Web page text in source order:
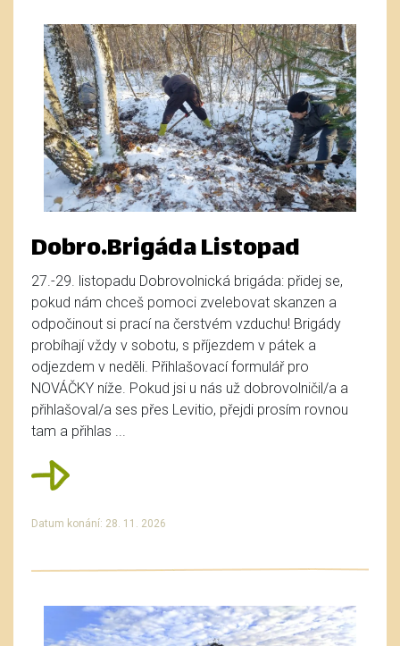
Dobro.Brigáda Listopad
27.-29. listopadu Dobrovolnická brigáda: přidej se,
pokud nám chceš pomoci zvelebovat skanzen a
odpočinout si prací na čerstvém vzduchu! Brigády
probíhají vždy v sobotu, s příjezdem v pátek a
odjezdem v neděli. Přihlašovací formulář pro
NOVÁČKY níže. Pokud jsi u nás už dobrovolničil/a a
přihlašoval/a ses přes Levitio, přejdi prosím rovnou
tam a přihlas ...
Datum konání: 28. 11. 2026